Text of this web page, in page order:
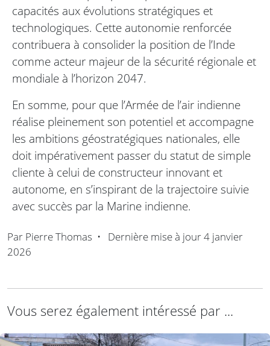
capacités aux évolutions stratégiques et
technologiques. Cette autonomie renforcée
contribuera à consolider la position de l’Inde
comme acteur majeur de la sécurité régionale et
mondiale à l’horizon 2047.
En somme, pour que l’Armée de l’air indienne
réalise pleinement son potentiel et accompagne
les ambitions géostratégiques nationales, elle
doit impérativement passer du statut de simple
cliente à celui de constructeur innovant et
autonome, en s’inspirant de la trajectoire suivie
avec succès par la Marine indienne.
Par Pierre Thomas • Dernière mise à jour4 janvier
2026
Vous serez également intéressé par ...